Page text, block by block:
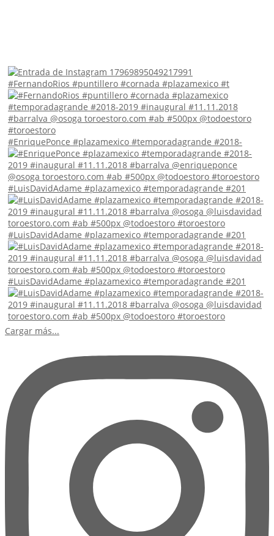
#FernandoRios #puntillero #cornada #plazamexico #t
#EnriquePonce #plazamexico #temporadagrande #2018-
#LuisDavidAdame #plazamexico #temporadagrande #201
#LuisDavidAdame #plazamexico #temporadagrande #201
#LuisDavidAdame #plazamexico #temporadagrande #201
Cargar más...